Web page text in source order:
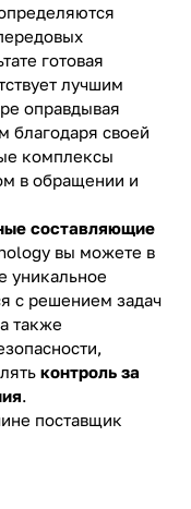
готовая
лучшим
оправдывая
благодаря своей
комплексы
в обращении и
составляющие
вы можете в
уникальное
с решением задач
также
контроль за
.
поставщик